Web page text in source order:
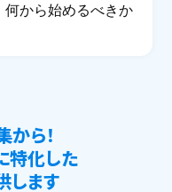
から始めるべきか
ら！
化した
します